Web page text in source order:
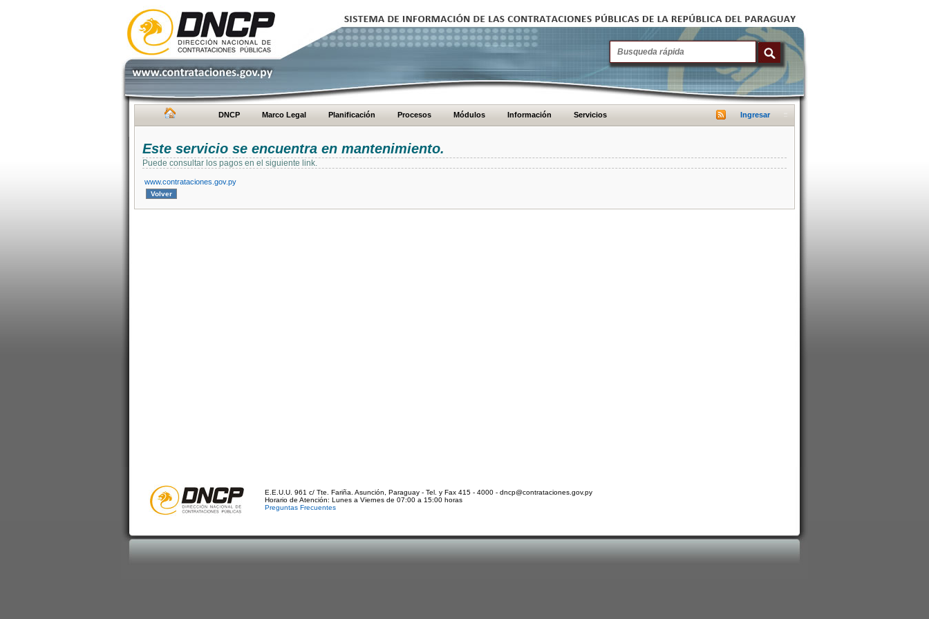
DNCP Marco Legal Planificación Procesos Módulos Información Servicios Ingresar
Este servicio se encuentra en mantenimiento.
Puede consultar los pagos en el siguiente link.
www.contrataciones.gov.py
E.E.U.U. 961 c/ Tte. Fariña. Asunción, Paraguay - Tel. y Fax 415 - 4000 - dncp@contrataciones.gov.py
Horario de Atención: Lunes a Viernes de 07:00 a 15:00 horas
Preguntas Frecuentes